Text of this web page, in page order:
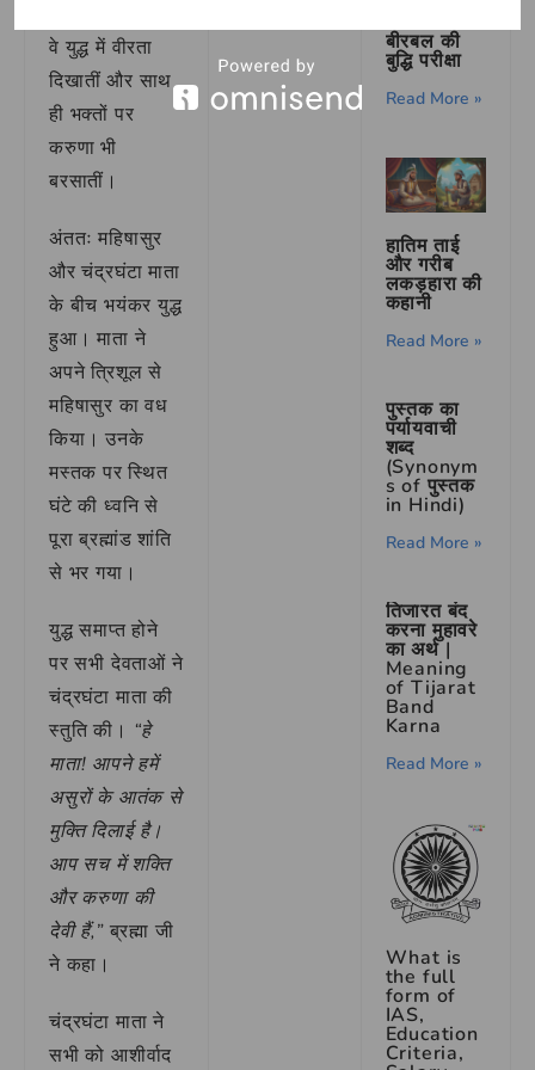
वे युद्ध में वीरता
दिखातीं और साथ
ही भक्तों पर
करुणा भी
बरसातीं।
अंततः महिषासुर
और चंद्रघंटा माता
के बीच भयंकर युद्ध
हुआ। माता ने
अपने त्रिशूल से
महिषासुर का वध
किया। उनके
मस्तक पर स्थित
घंटे की ध्वनि से
पूरा ब्रह्मांड शांति
से भर गया।
युद्ध समाप्त होने
पर सभी देवताओं ने
चंद्रघंटा माता की
स्तुति की। “हे
माता! आपने हमें
असुरों के आतंक से
मुक्ति दिलाई है।
आप सच में शक्ति
और करुणा की
देवी हैं,”ब्रह्मा जी
ने कहा।
चंद्रघंटा माता ने
सभी को आशीर्वाद
बीरबल की
बुद्धि परीक्षा
Read More »
हातिम ताई
और गरीब
लकड़हारा की
कहानी
Read More »
पुस्तक का
पर्यायवाची
शब्द
(Synonym
s of पुस्तक
in Hindi)
Read More »
तिजारत बंद
करना मुहावरे
का अर्थ |
Meaning
of Tijarat
Band
Karna
Read More »
What is
the full
form of
IAS,
Education
Criteria,